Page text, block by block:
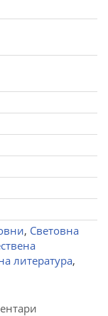
, Световна
литература,